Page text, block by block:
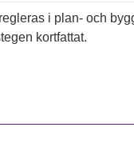
i plan- och
kortfattat.